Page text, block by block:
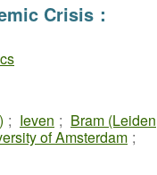
Crisis：
; Ieven ; Bram (Leiden
of Amsterdam ;